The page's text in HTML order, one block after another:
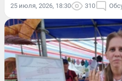
25 июля, 2026, 18:30 310